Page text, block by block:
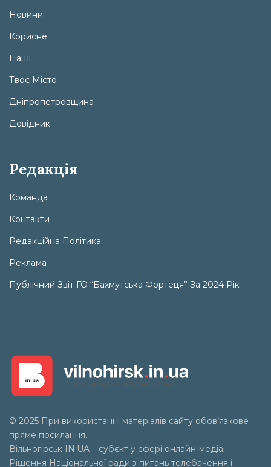
Новини
Корисне
Наші
Твоє Місто
Дніпропетровщина
Довідник
Редакція
Команда
Контакти
Редакційна Політика
Реклама
Публічний Звіт ГО “Бахмутська Фортеця” За 2024 Рік
© 2025 При використанні матеріалів сайту обов’язкове
пряме посилання.
Вільногірськ
IN.UA – субєкт у сфері онлайн-медіа.
Рішення Національної ради з питань телебачення і